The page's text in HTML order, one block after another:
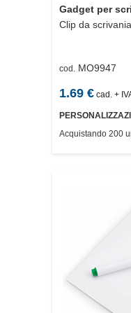
Gadget per
Clip da
cod. MO9947
1.69 € cad. +
Acquistando 200